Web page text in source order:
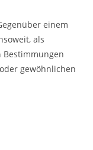
einem
als
Bestimmungen
gewöhnlichen